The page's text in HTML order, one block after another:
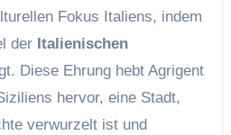
Fokus Italiens, indem
der Italienischen
Diese Ehrung hebt Agrigent
hervor, eine Stadt,
verwurzelt ist und